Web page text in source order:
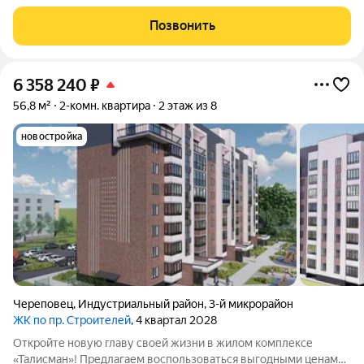
индустриальном районе города Череповца. Особенности
Позвонить
6 358 240 ₽
56,8 м² 2-комн. квартира 2 этаж из 8
новостройка
Череповец, Индустриальный район,3-й микрорайон
ЖК по пр. Строителей, 4 квартал 2028
Откройте новую главу своей жизни в жилом комплексе
«Талисман»! Предлагаем воспользоваться выгодными ценами